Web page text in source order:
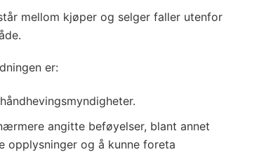
mellom kjøper og selger faller utenfor
er:
angitte beføyelser, blant annet
opplysninger og å kunne foreta